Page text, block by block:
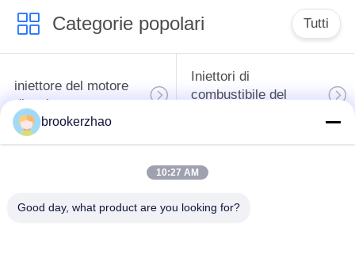
Categorie popolari Tutti
iniettore del motore
diesel
Iniettori di
combustibile del
iniettori del diesel di
brookerzhao
10:27 AM
Good day, what product are you looking for?